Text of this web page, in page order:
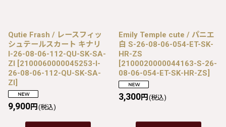
Qutie Frash / レースフィッ
シュテールスカート キナリ
I-26-08-06-112-QU-SK-SA-
ZI [2100060000045253-I-
26-08-06-112-QU-SK-SA-
ZI]
9,900円 (税込)
Emily Temple cute / パニエ
白 S-26-08-06-054-ET-SK-
HR-ZS
[2100020000044163-S-26-
08-06-054-ET-SK-HR-ZS]
3,300円 (税込)